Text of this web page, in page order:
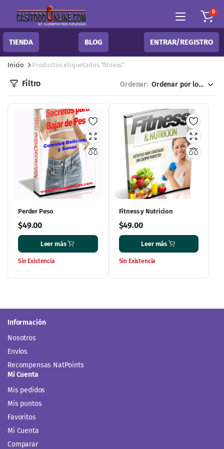
0
TIENDA BLOG ENTRAR/REGISTRO
Inicio Productos etiquetados “fitness”
Filtro Ordenar:
Perder Peso
$49.00
Leer más
Sin Existencia
Fitness y Nutricion
$49.00
Leer más
Sin Existencia
Información
Nosotros
Envíos
Recompensas NatPoints
Mi Cuenta
Mis pedidos
Mis puntos
Favoritos
Mi Cuenta
Comparar